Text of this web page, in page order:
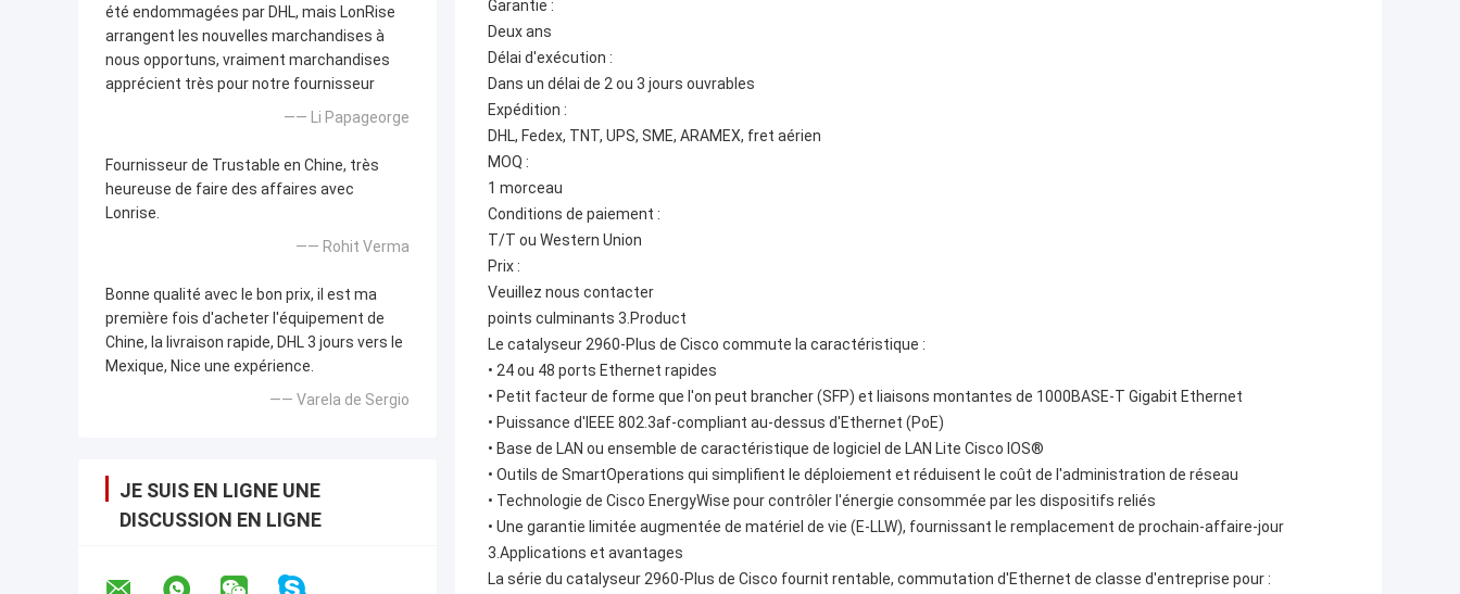
été endommagées par DHL, mais LonRise
arrangent les nouvelles marchandises à
nous opportuns, vraiment marchandises
apprécient très pour notre fournisseur
—— Li Papageorge
Fournisseur de Trustable en Chine, très
heureuse de faire des affaires avec
Lonrise.
—— Rohit Verma
Bonne qualité avec le bon prix, il est ma
première fois d'acheter l'équipement de
Chine, la livraison rapide, DHL 3 jours vers le
Mexique, Nice une expérience.
—— Varela de Sergio
JE SUIS EN LIGNE UNE
DISCUSSION EN LIGNE
Garantie :
Deux ans
Délai d'exécution :
Dans un délai de 2 ou 3 jours ouvrables
Expédition :
DHL, Fedex, TNT, UPS, SME, ARAMEX, fret aérien
MOQ :
1 morceau
Conditions de paiement :
T/T ou Western Union
Prix :
Veuillez nous contacter
points culminants 3.Product
Le catalyseur 2960-Plus de Cisco commute la caractéristique :
• 24 ou 48 ports Ethernet rapides
• Petit facteur de forme que l'on peut brancher (SFP) et liaisons montantes de 1000BASE-T Gigabit Ethernet
• Puissance d'IEEE 802.3af-compliant au-dessus d'Ethernet (PoE)
• Base de LAN ou ensemble de caractéristique de logiciel de LAN Lite Cisco IOS®
• Outils de SmartOperations qui simplifient le déploiement et réduisent le coût de l'administration de réseau
• Technologie de Cisco EnergyWise pour contrôler l'énergie consommée par les dispositifs reliés
• Une garantie limitée augmentée de matériel de vie (E-LLW), fournissant le remplacement de prochain-affaire-jour
3.Applications et avantages
La série du catalyseur 2960-Plus de Cisco fournit rentable, commutation d'Ethernet de classe d'entreprise pour :